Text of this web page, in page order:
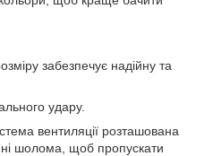
забезпечує надійну та
удару.
вентиляції розташована
шолома, щоб пропускати